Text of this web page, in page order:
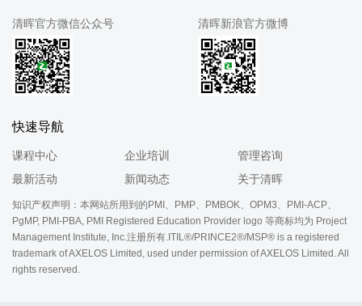
清晖官方微信公众号 清晖新浪官方微博
快速导航
课程中心 企业培训
管理咨询
最新活动
新闻动态 关于清晖
知识产权声明：本网站所用到的PMI、PMP、PMBOK、OPM3、PMI-ACP、
PgMP, PMI-PBA, PMI Registered Education Provider logo 等商标均为 Project
Management Institute, Inc.注册所有.ITIL®/PRINCE2®/MSP® is a registered
trademark of AXELOS Limited, used under permission of AXELOS Limited. All
rights reserved.